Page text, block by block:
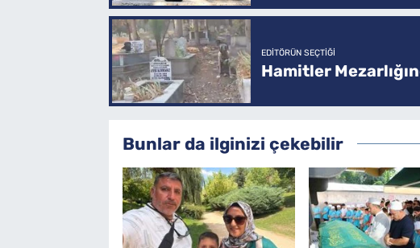
EDITÖRÜN SEÇTIĞI
Hamitler
Bunlar da ilginizi çekebilir